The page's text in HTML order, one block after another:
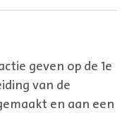
geven op de 1e
van de
en aan een